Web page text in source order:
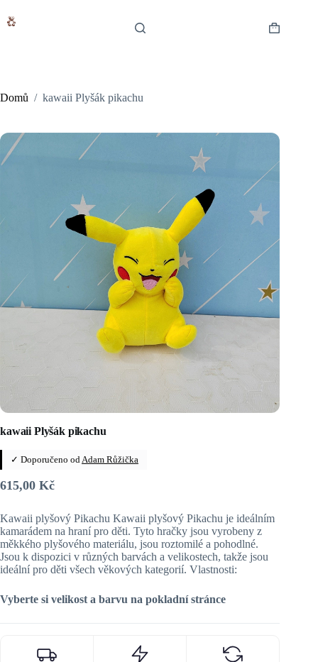
Shopping
Domů / kawaii Plyšák pikachu
kawaii Plyšák pikachu
✓ Doporučeno od Adam Růžička
615,00 Kč
Kawaii plyšový Pikachu Kawaii plyšový Pikachu je ideálním
kamarádem na hraní pro děti. Tyto hračky jsou vyrobeny z
měkkého plyšového materiálu, jsou roztomilé a pohodlné.
Jsou k dispozici v různých barvách a velikostech, takže jsou
ideální pro děti všech věkových kategorií. Vlastnosti:
Vyberte si velikost a barvu na pokladní stránce